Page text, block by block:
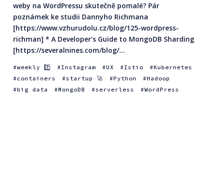
weby na WordPressu skutečně pomalé? Pár
poznámek ke studii Dannyho Richmana
[https://www.vzhurudolu.cz/blog/125-wordpress-
richman] * A Developer’s Guide to MongoDB Sharding
[https://severalnines.com/blog/...
weekly 7️⃣ Instagram UX Istio
Kubernetes
containers
startup 🚀 Python
Hadoop
big data
MongoDB serverless WordPress